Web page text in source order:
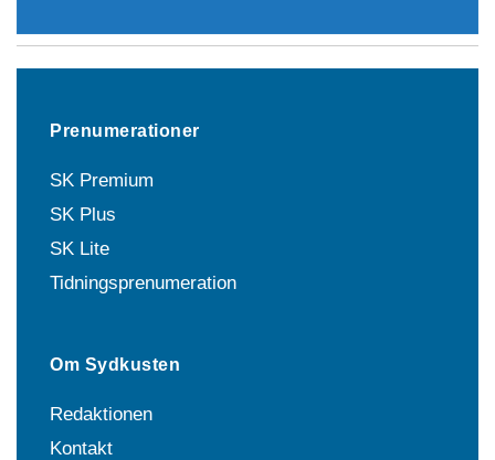
Prenumerationer
SK Premium
SK Plus
SK Lite
Tidningsprenumeration
Om Sydkusten
Redaktionen
Kontakt